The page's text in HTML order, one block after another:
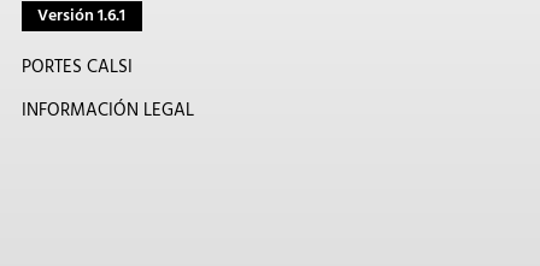
Versión 1.6.1
PORTES CALSI
INFORMACIÓN LEGAL